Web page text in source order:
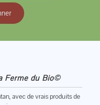
Ferme du Bio©
avec de vrais produits de